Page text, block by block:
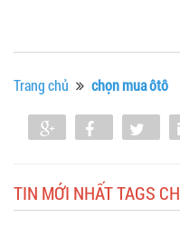
Trang chủ chọn mua ôtô
Share Share
TIN MỚI NHẤT TAGS